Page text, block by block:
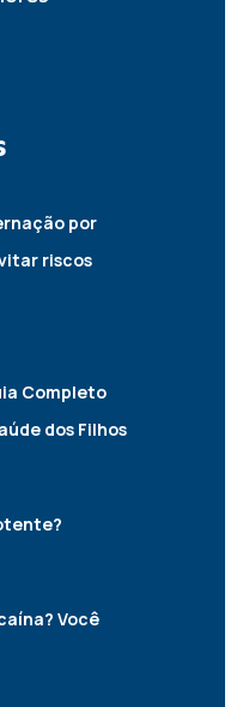
por
riscos
Completo
dos Filhos
Você